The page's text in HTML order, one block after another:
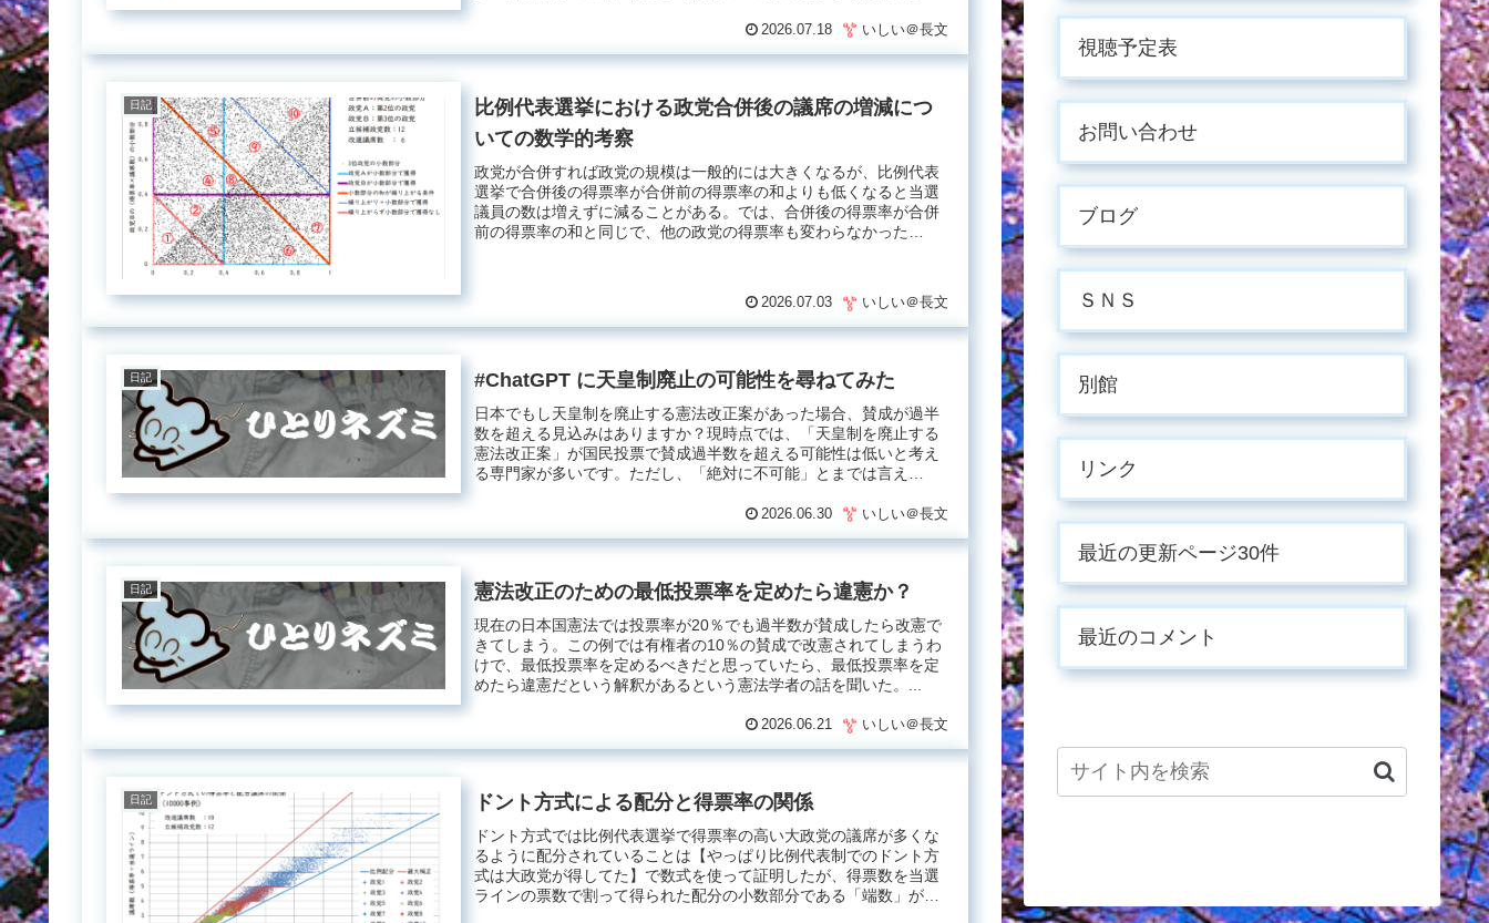
2026.07.18 いしい＠長文
日記
比例代表選挙における政党合併後の議席の増減につ
いての数学的考察
政党が合併すれば政党の規模は一般的には大きくなるが、比例代表
選挙で合併後の得票率が合併前の得票率の和よりも低くなると当選
議員の数は増えずに減ることがある。では、合併後の得票率が合併
前の得票率の和と同じで、他の政党の得票率も変わらなかった
2026.07.03 いしい＠長文
日記 #ChatGPT に天皇制廃止の可能性を尋ねてみた
日本でもし天皇制を廃止する憲法改正案があった場合、賛成が過半
数を超える見込みはありますか？現時点では、「天皇制を廃止する
憲法改正案」が国民投票で賛成過半数を超える可能性は低いと考え
る専門家が多いです。ただし、「絶対に不可能」とまでは言え
2026.06.30 いしい＠長文
日記 憲法改正のための最低投票率を定めたら違憲か？
現在の日本国憲法では投票率が20％でも過半数が賛成したら改憲で
きてしまう。この例では有権者の10％の賛成で改憲されてしまうわ
けで、最低投票率を定めるべきだと思っていたら、最低投票率を定
めたら違憲だという解釈があるという憲法学者の話を聞いた。...
2026.06.21 いしい＠長文
日記 ドント方式による配分と得票率の関係
ドント方式では比例代表選挙で得票率の高い大政党の議席が多くな
るように配分されていることは【やっぱり比例代表制でのドント方
式は大政党が得してた】で数式を使って証明したが、得票数を当選
ラインの票数で割って得られた配分の小数部分である「端数」が
視聴予定表
お問い合わせ
ブログ
ＳＮＳ
別館
リンク
最近の更新ページ30件
最近のコメント